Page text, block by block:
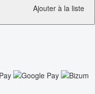
Ajouter à la liste